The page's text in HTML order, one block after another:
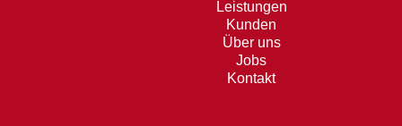
Leistungen
Kunden
Über uns
Jobs
Kontakt